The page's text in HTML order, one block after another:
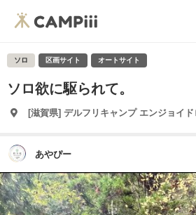
ソロ 区画サイト オートサイト
ソロ欲に駆られて。
[滋賀県] デルフリキャンプ エンジョイ
あやぴー